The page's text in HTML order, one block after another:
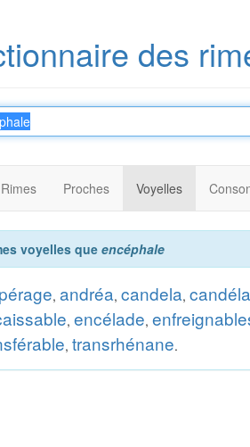
des
Rimes Proches Voyelles
voyelles que encéphale
, andréa, candela, candéla
, encélade,
, transrhénane.